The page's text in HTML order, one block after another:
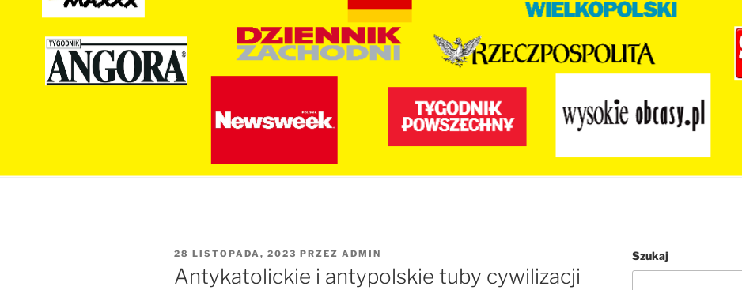
OPUBLIKOWANE
W
28 LISTOPADA, 2023 PRZEZ ADMIN
Antykatolickie i antypolskie tuby cywilizacji
Szukaj